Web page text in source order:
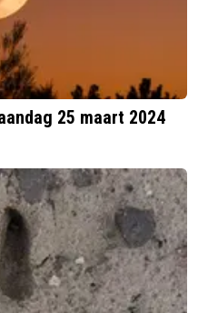
25 maart 2024